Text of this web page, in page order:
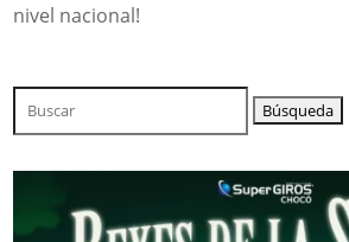
nivel nacional!